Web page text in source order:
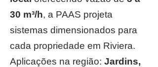
30 m³/h, a PAAS projeta
sistemas dimensionados para
cada propriedade em Riviera.
Aplicações na região: Jardins,